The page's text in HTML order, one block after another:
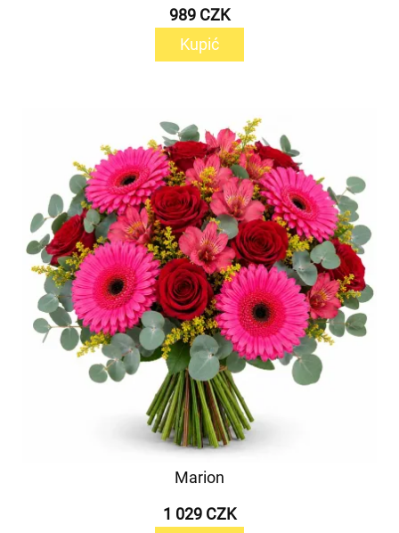
989 CZK
Kupić
Marion
1 029 CZK